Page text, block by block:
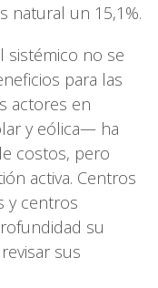
natural un 15,1%.
sistémico no se
para las
actores en
y eólica— ha
costos, pero
activa. Centros
y centros
su
sus